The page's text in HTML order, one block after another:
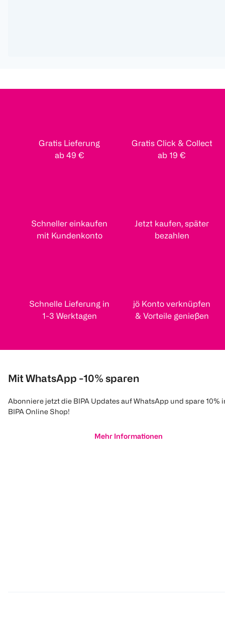
Gratis Lieferung
ab 49 €
Gratis Click & Collect
ab 19 €
Schneller einkaufen
mit Kundenkonto
Jetzt kaufen, später
bezahlen
Schnelle Lieferung in
1-3 Werktagen
jö Konto verknüpfen
& Vorteile genießen
Mit WhatsApp -10% sparen
Abonniere jetzt die BIPA Updates auf WhatsApp und spare 10%
BIPA Online Shop!
Mehr Informationen